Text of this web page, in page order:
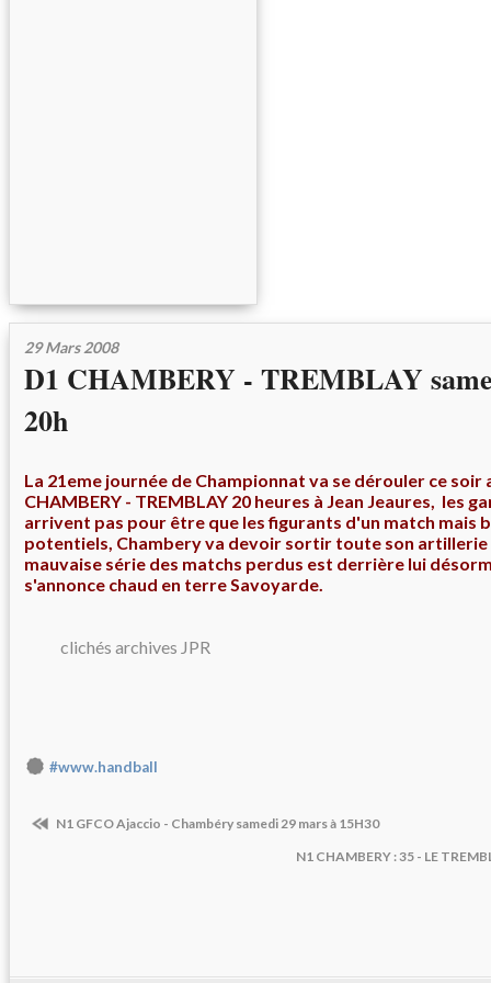
29 Mars 2008
D1 CHAMBERY - TREMBLAY
20h
La 21eme journée de Championnat va se dérouler ce soir
CHAMBERY - TREMBLAY 20 heures à Jean Jeaures, les
arrivent pas pour être que les figurants d'un match mais
potentiels, Chambery va devoir sortir toute son
mauvaise série des matchs perdus est derrière lui
s'annonce chaud en terre Savoyarde.
clichés archives JPR
#www.handball
N1 GFCO Ajaccio - Chambéry samedi 29 mars à 15H30
N1 CHAMBERY : 35 - LE